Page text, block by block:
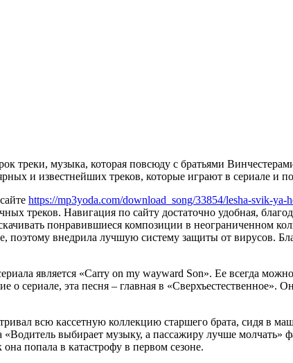
треки, музыка, которая повсюду с братьями
и известнейших треков, которые играют в сериале и
https://mp3yoda.com/download_song/33854/lesha-svik-ya-
треков. Навигация по сайту достаточно удобная,
понравившиеся композиции в неограниченном
поэтому внедрила лучшую систему защиты от вирусов.
является «Carry on my wayward Son». Ее всегда
сериале, эта песня – главная в «Сверхъестественное».
всю кассетную коллекцию старшего брата, сидя в
выбирает музыку, а пассажиру лучше
попала в катастрофу в первом сезоне.